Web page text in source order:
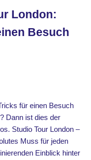
London:
Besuch
für einen Besuch
Dann ist dies der
Studio Tour London –
Muss für jeden
Einblick hinter